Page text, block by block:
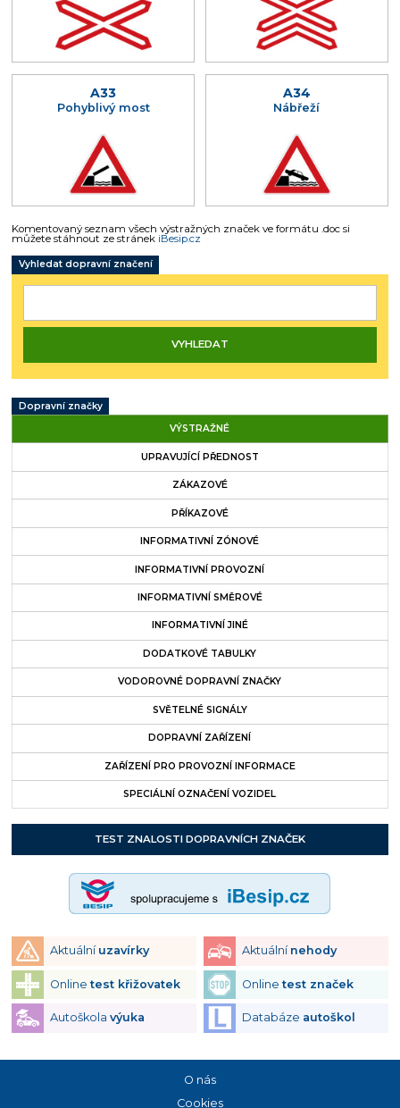
A33
Pohyblivý most
A34
Nábřeží
Komentovaný seznam všech výstražných značek ve formátu .doc si
můžete stáhnout ze stránek iBesip.cz
Vyhledat dopravní značení
Dopravní značky
VÝSTRAŽNÉ
UPRAVUJÍCÍ PŘEDNOST
ZÁKAZOVÉ
PŘÍKAZOVÉ
INFORMATIVNÍ ZÓNOVÉ
INFORMATIVNÍ PROVOZNÍ
INFORMATIVNÍ SMĚROVÉ
INFORMATIVNÍ JINÉ
DODATKOVÉ TABULKY
VODOROVNÉ DOPRAVNÍ ZNAČKY
SVĚTELNÉ SIGNÁLY
DOPRAVNÍ ZAŘÍZENÍ
ZAŘÍZENÍ PRO PROVOZNÍ INFORMACE
SPECIÁLNÍ OZNAČENÍ VOZIDEL
TEST ZNALOSTI DOPRAVNÍCH ZNAČEK
Aktuální uzavírky Aktuální nehody
Onlinetest křižovatek Onlinetest značek
Autoškola výuka Databáze autoškol
O nás
Cookies